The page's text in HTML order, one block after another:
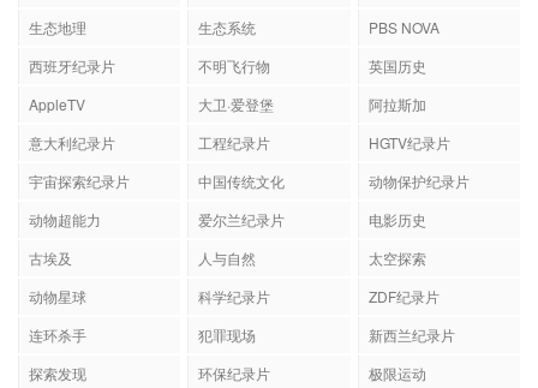
生态地理
生态系统
PBS NOVA
西班牙纪录片
不明飞行物
英国历史
AppleTV
大卫·爱登堡
阿拉斯加
意大利纪录片
工程纪录片
HGTV纪录片
宇宙探索纪录片
中国传统文化
动物保护纪录片
动物超能力
爱尔兰纪录片
电影历史
古埃及
人与自然
太空探索
动物星球
科学纪录片
ZDF纪录片
连环杀手
犯罪现场
新西兰纪录片
探索发现
环保纪录片
极限运动